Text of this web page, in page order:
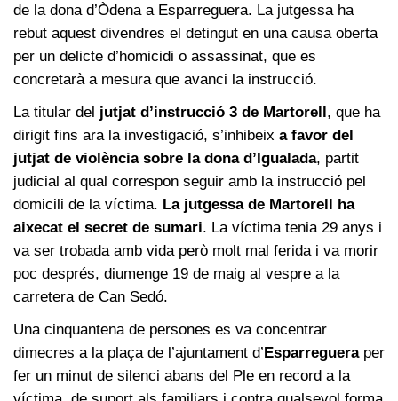
de la dona d’Òdena a Esparreguera. La jutgessa ha
rebut aquest divendres el detingut en una causa oberta
per un delicte d’homicidi o assassinat, que es
concretarà a mesura que avanci la instrucció.
La titular del jutjat d’instrucció 3 de Martorell, que ha
dirigit fins ara la investigació, s’inhibeix a favor del
jutjat de violència sobre la dona d’Igualada, partit
judicial al qual correspon seguir amb la instrucció pel
domicili de la víctima. La jutgessa de Martorell ha
aixecat el secret de sumari. La víctima tenia 29 anys i
va ser trobada amb vida però molt mal ferida i va morir
poc després, diumenge 19 de maig al vespre a la
carretera de Can Sedó.
Una cinquantena de persones es va concentrar
dimecres a la plaça de l’ajuntament d’Esparregueraper
fer un minut de silenci abans del Ple en record a la